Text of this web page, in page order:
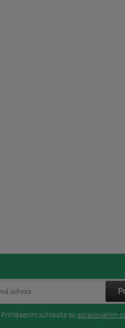
Prihlásením súhlasíte so spracovaním